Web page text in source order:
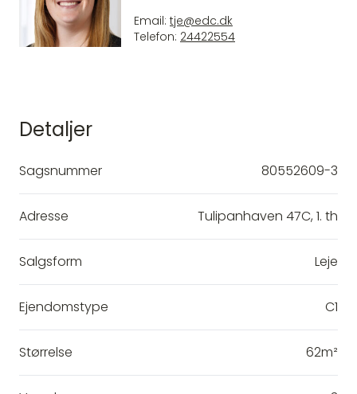
Email: tje@edc.dk
Telefon: 24422554
Detaljer
Sagsnummer 80552609-3
Adresse Tulipanhaven 47C, 1. th
Salgsform Leje
Ejendomstype C1
Størrelse 62m²